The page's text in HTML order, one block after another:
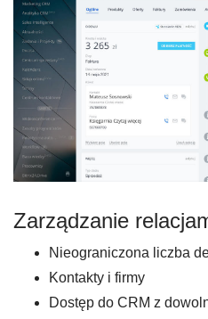
Zarządzanie
Nieograniczona liczba
Kontakty i firmy
Dostęp do CRM z